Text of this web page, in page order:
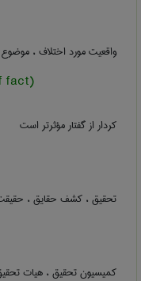
واقعیت مورد اختلاف ، موضوع
fact)
کردار از گفتار مؤثرتر است
تحقیق ، کشف حقایق ،
کمیسیون تحقیق ، هیات